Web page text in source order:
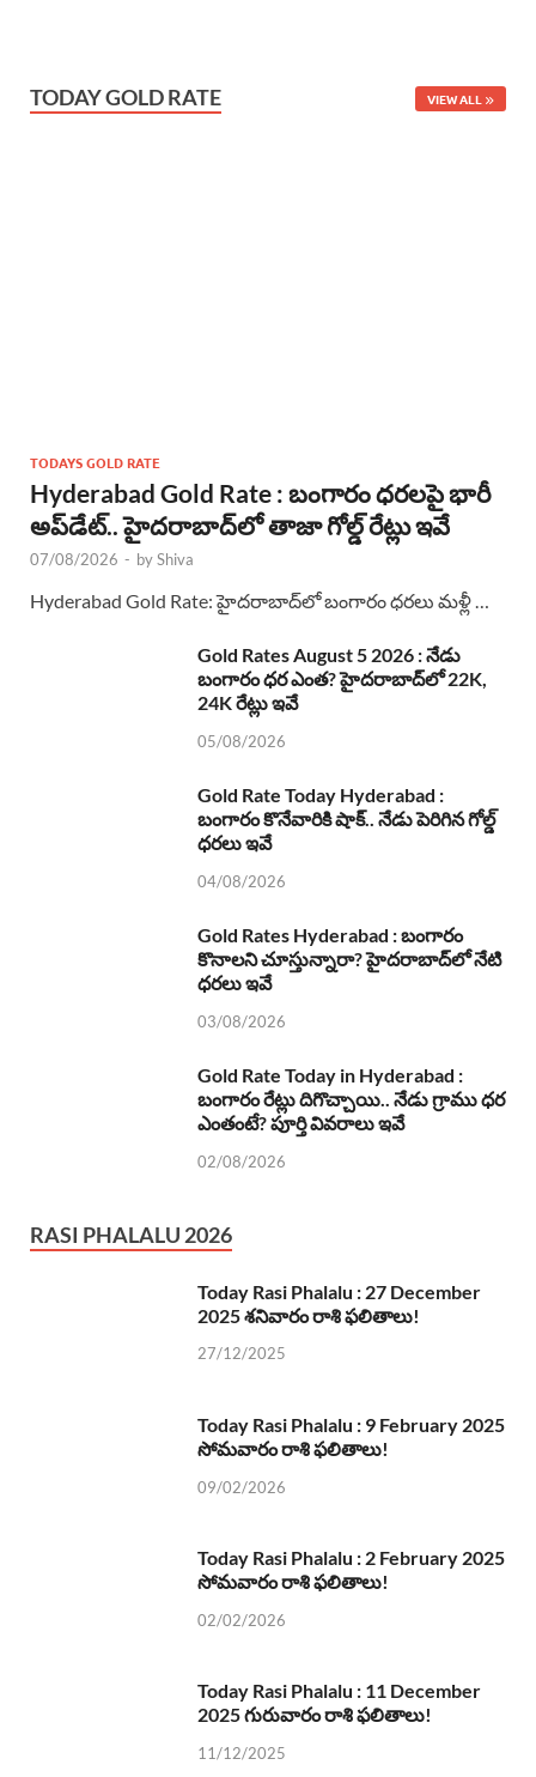
TODAY GOLD RATE VIEW ALL
TODAYS GOLD RATE
Hyderabad Gold Rate : బంగారం ధరలపై భారీ
అప్‌డేట్.. హైదరాబాద్‌లో తాజా గోల్డ్ రేట్లు ఇవే
07/08/2026 - byShiva
Hyderabad Gold Rate: హైదరాబాద్‌లో బంగారం ధరలు మళ్లీ …
Gold Rates August 5 2026 : నేడు
బంగారం ధర ఎంత? హైదరాబాద్‌లో 22K,
24K రేట్లు ఇవే
05/08/2026
Gold Rate Today Hyderabad :
బంగారం కొనేవారికి షాక్.. నేడు పెరిగిన గోల్డ్
ధరలు ఇవే
04/08/2026
Gold Rates Hyderabad : బంగారం
కొనాలని చూస్తున్నారా? హైదరాబాద్‌లో నేటి
ధరలు ఇవే
03/08/2026
Gold Rate Today in Hyderabad :
బంగారం రేట్లు దిగొచ్చాయి.. నేడు గ్రాము ధర
ఎంతంటే? పూర్తి వివరాలు ఇవే
02/08/2026
RASI PHALALU 2026
Today Rasi Phalalu : 27 December
2025 శనివారం రాశి ఫలితాలు!
27/12/2025
Today Rasi Phalalu : 9 February 2025
సోమవారం రాశి ఫలితాలు!
09/02/2026
Today Rasi Phalalu : 2 February 2025
సోమవారం రాశి ఫలితాలు!
02/02/2026
Today Rasi Phalalu : 11 December
2025 గురువారం రాశి ఫలితాలు!
11/12/2025